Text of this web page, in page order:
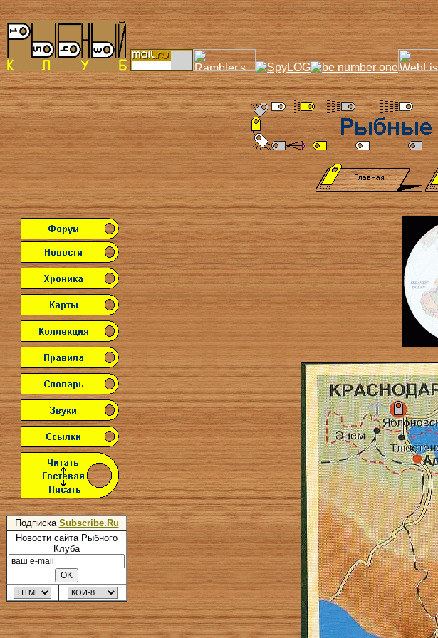
Подписка Subscribe.Ru
Новости сайта Рыбного
Клуба